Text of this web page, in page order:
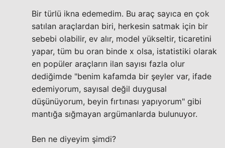
Bir türlü ikna edemedim. Bu araç sayıca en çok
satılan araçlardan biri, herkesin satmak için bir
sebebi olabilir, ev alır, model yükseltir, ticaretini
yapar, tüm bu oran binde x olsa, istatistiki olarak
en popüler araçların ilan sayısı fazla olur
dediğimde "benim kafamda bir şeyler var, ifade
edemiyorum, sayısal değil duygusal
düşünüyorum, beyin fırtınası yapıyorum" gibi
mantığa sığmayan argümanlarda bulunuyor.
Ben ne diyeyim şimdi?